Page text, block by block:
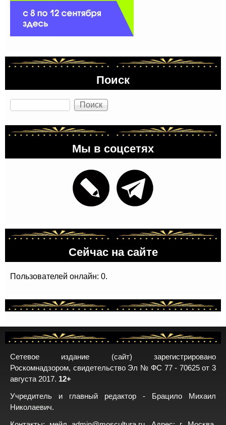
Поиск
Поиск
Мы в соцсетях
Сейчас на сайте
Пользователей онлайн: 0.
Сетевое издание (сайт) зарегистрировано
Роскомнадзором, свидетельство Эл № ФС 77 - 70625 от 3
августа 2017. 12+
Учредитель и главный редактор - Брацило Михаил
Николаевич.